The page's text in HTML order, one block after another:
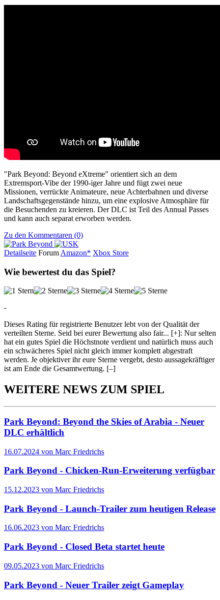
"Park Beyond: Beyond eXtreme" orientiert sich an dem
Extremsport-Vibe der 1990-iger Jahre und fügt zwei neue
Missionen, verrückte Animateure, neue Achterbahnen und diverse
Landschaftsgegenstände hinzu, um eine explosive Atmosphäre für
die Besuchenden zu kreieren. Der DLC ist Teil des Annual Passes
und kann auch separat erworben werden.
Zu den Kommentaren (0)
Detailseite Forum Amazon* Xbox Store
Wie bewertest du das Spiel?
-
Dieses Rating für registrierte Benutzer lebt von der Qualität der
verteilten Sterne. Seid bei eurer Bewertung also fair... [+]: Nur selten
hat ein gutes Spiel die Höchstnote verdient und natürlich muss auch
ein schwächeres Spiel nicht gleich immer komplett abgestraft
werden. Je objektiver ihr eure Sterne vergebt, desto aussagekräftiger
ist am Ende die Gesamtwertung. [–]
WEITERE NEWS ZUM SPIEL
Park Beyond: Beyond the Skies of Arabia - Neuer
DLC erhältlich
16.07.2024 von Marc Friedrichs
Park Beyond - Chicken-Run-Erweiterung verfügbar
15.12.2023 von Marc Friedrichs
Park Beyond - Launch-Trailer zum heutigen Release
16.06.2023 von Marc Friedrichs
Park Beyond - Closed Beta startet heute
09.05.2023 von Marc Friedrichs
Park Beyond - Neuer Trailer zeigt Gameplay